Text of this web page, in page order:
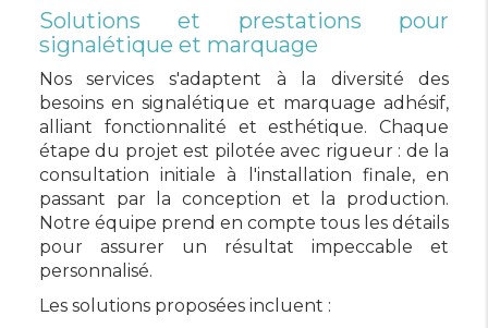
Solutions et prestations pour
signalétique et marquage
Nos services s'adaptent à la diversité des
besoins en signalétique et marquage adhésif,
alliant fonctionnalité et esthétique. Chaque
étape du projet est pilotée avec rigueur : de la
consultation initiale à l'installation finale, en
passant par la conception et la production.
Notre équipe prend en compte tous les détails
pour assurer un résultat impeccable et
personnalisé.
Les solutions proposées incluent :